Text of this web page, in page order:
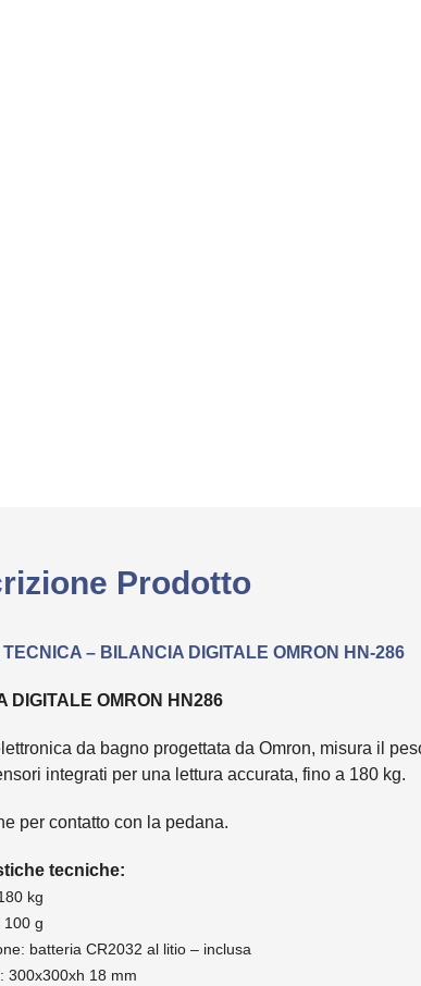
Prodotto
– BILANCIA DIGITALE OMRON HN-286
DIGITALE OMRON HN286
da bagno progettata da Omron, misura il
integrati per una lettura accurata, fino a 180 kg.
per contatto con la pedana.
tecniche:
kg
100 g
batteria CR2032 al litio – inclusa
300x300xh 18 mm